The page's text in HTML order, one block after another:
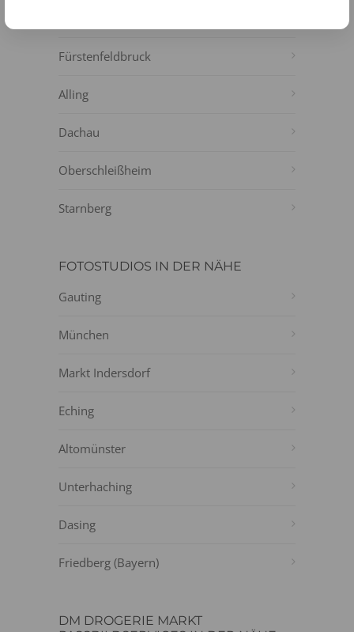
Fürstenfeldbruck
Alling
Dachau
Oberschleißheim
Starnberg
FOTOSTUDIOS IN DER NÄHE
Gauting
München
Markt Indersdorf
Eching
Altomünster
Unterhaching
Dasing
Friedberg (Bayern)
DM DROGERIE MARKT